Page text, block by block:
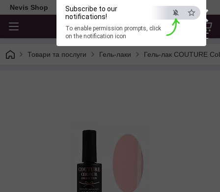
×
ESC
Subscribe to our
notifications!
To enable permission prompts, click
on the notification icon
Nevis Shop
Товари та послуги Гель-лаки Гель-лак COUTURE